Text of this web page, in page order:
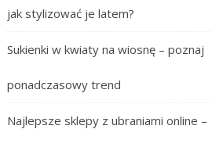
jak stylizować je latem?
Sukienki w kwiaty na wiosnę – poznaj
ponadczasowy trend
Najlepsze sklepy z ubraniami online –